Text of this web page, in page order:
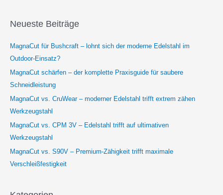
Neueste Beiträge
MagnaCut für Bushcraft – lohnt sich der moderne Edelstahl im
Outdoor-Einsatz?
MagnaCut schärfen – der komplette Praxisguide für saubere
Schneidleistung
MagnaCut vs. CruWear – moderner Edelstahl trifft extrem zähen
Werkzeugstahl
MagnaCut vs. CPM 3V – Edelstahl trifft auf ultimativen
Werkzeugstahl
MagnaCut vs. S90V – Premium-Zähigkeit trifft maximale
Verschleißfestigkeit